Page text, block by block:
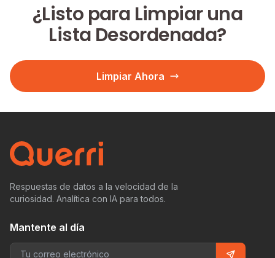
¿Listo para Limpiar una
Lista Desordenada?
Limpiar Ahora
Respuestas de datos a la velocidad de la
curiosidad. Analítica con IA para todos.
Mantente al día